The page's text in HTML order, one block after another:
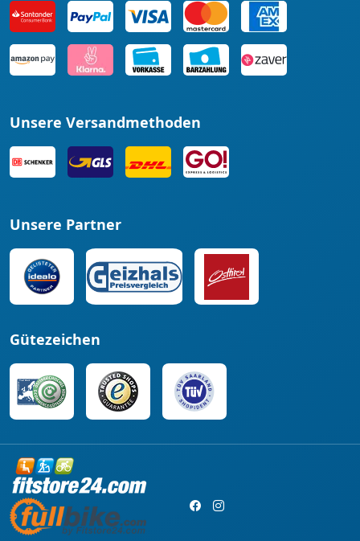
Unsere Versandmethoden
Unsere Partner
Gütezeichen